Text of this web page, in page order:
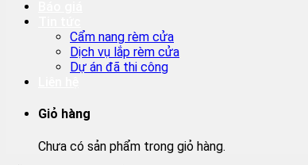
Cẩm nang rèm cửa
Dịch vụ lắp rèm cửa
Dự án đã thi công
Giỏ hàng
Chưa có sản phẩm trong giỏ hàng.